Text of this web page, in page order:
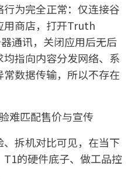
为完全正常：仅连接谷
用商店，打开Truth
通讯，关闭应用后无后
指向内容分发网络、系
数据传输，所以不存在
难匹配售价与宣传
拆机对比可见，在当下
的硬件底子、做工品控